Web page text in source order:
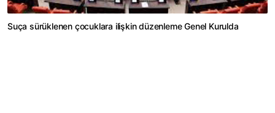
Suça sürüklenen çocuklara ilişkin düzenleme Genel Kurulda